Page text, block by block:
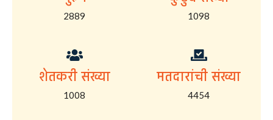
2889 1098
शेतकरी संख्या
1008
मतदारांची संख्या
4454